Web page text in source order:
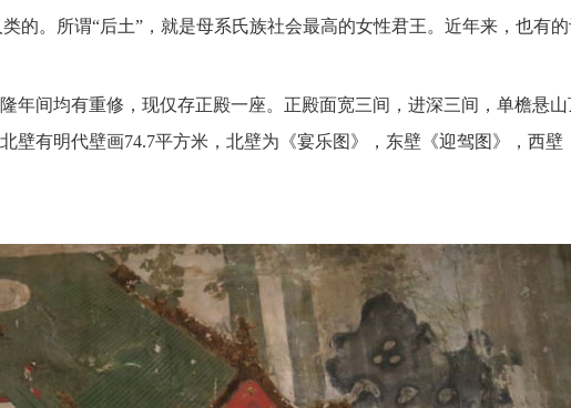
的。 所谓“后土”， 就是母系氏族社会最高的女性君王。 近年来， 也有的
年间均有重修， 现仅存正殿一座。 正殿面宽三间， 进深三间， 单檐悬山
北壁有明代壁画74.7平方米， 北壁为《宴乐图》， 东壁《迎驾图》， 西壁